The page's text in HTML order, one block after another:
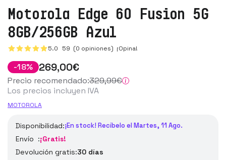
Motorola Edge 60 Fusion 5G
8GB/256GB Azul
5.0 59 (0 opiniones) ¡Opina!
-18% 269,00€
Precio recomendado:329,99€
Los precios incluyen IVA
MOTOROLA
Disponibilidad:¡En stock! Recíbelo el Martes, 11 Ago.
Envío :¡Gratis!
Devolución gratis:30 días